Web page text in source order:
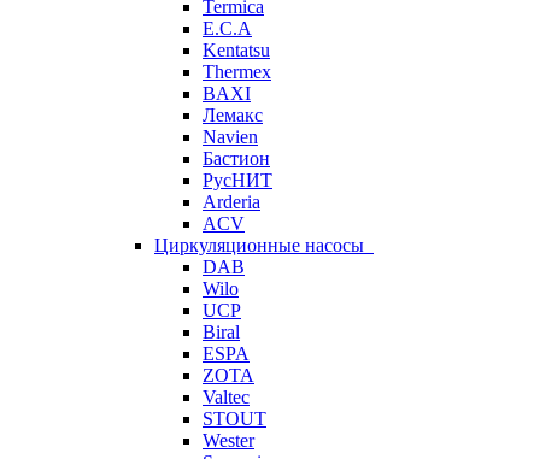
Termica
E.C.A
Kentatsu
Thermex
BAXI
Лемакс
Navien
Бастион
РусНИТ
Arderia
ACV
Циркуляционные насосы
DAB
Wilo
UCP
Biral
ESPA
ZOTA
Valtec
STOUT
Wester